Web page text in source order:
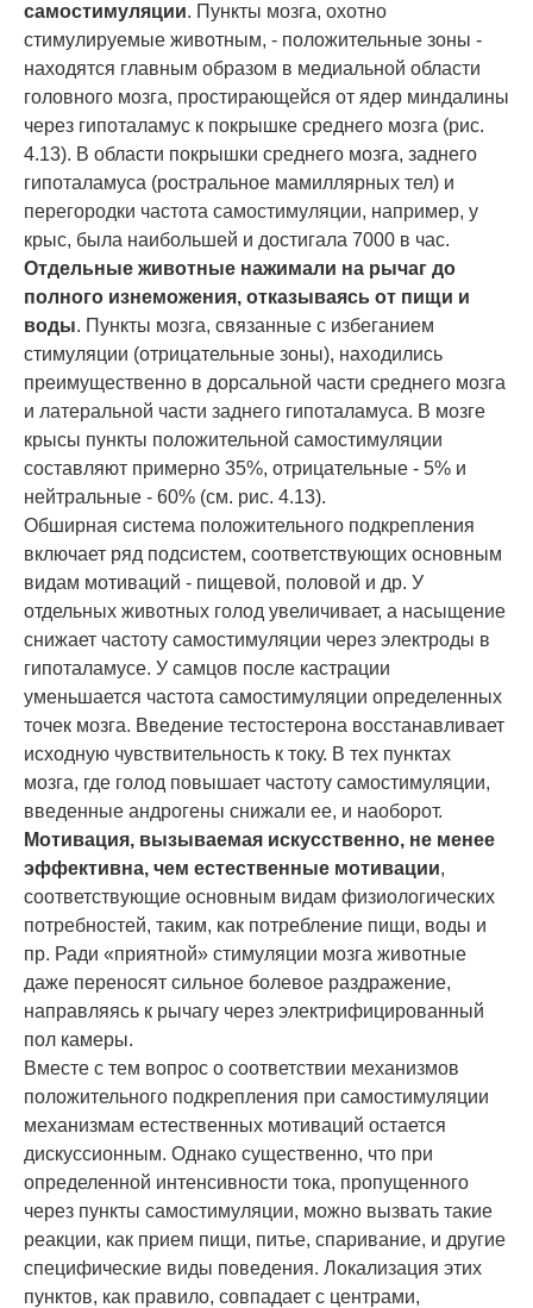
самостимуляции. Пункты мозга, охотно
стимулируемые животным, - положительные зоны -
находятся главным образом в медиальной области
головного мозга, простирающейся от ядер миндалины
через гипоталамус к покрышке среднего мозга (рис.
4.13). В области покрышки среднего мозга, заднего
гипоталамуса (ростральное мамиллярных тел) и
перегородки частота самостимуляции, например, у
крыс, была наибольшей и достигала 7000 в час.
Отдельные животные нажимали на рычаг до
полного изнеможения, отказываясь от пищи и
воды. Пункты мозга, связанные с избеганием
стимуляции (отрицательные зоны), находились
преимущественно в дорсальной части среднего мозга
и латеральной части заднего гипоталамуса. В мозге
крысы пункты положительной самостимуляции
составляют примерно 35%, отрицательные - 5% и
нейтральные - 60% (см. рис. 4.13).
Обширная система положительного подкрепления
включает ряд подсистем, соответствующих основным
видам мотиваций - пищевой, половой и др. У
отдельных животных голод увеличивает, а насыщение
снижает частоту самостимуляции через электроды в
гипоталамусе. У самцов после кастрации
уменьшается частота самостимуляции определенных
точек мозга. Введение тестостерона восстанавливает
исходную чувствительность к току. В тех пунктах
мозга, где голод повышает частоту самостимуляции,
введенные андрогены снижали ее, и наоборот.
Мотивация, вызываемая искусственно, не менее
эффективна, чем естественные мотивации,
соответствующие основным видам физиологических
потребностей, таким, как потребление пищи, воды и
пр. Ради «приятной» стимуляции мозга животные
даже переносят сильное болевое раздражение,
направляясь к рычагу через электрифицированный
пол камеры.
Вместе с тем вопрос о соответствии механизмов
положительного подкрепления при самостимуляции
механизмам естественных мотиваций остается
дискуссионным. Однако существенно, что при
определенной интенсивности тока, пропущенного
через пункты самостимуляции, можно вызвать такие
реакции, как прием пищи, питье, спаривание, и другие
специфические виды поведения. Локализация этих
пунктов, как правило, совпадает с центрами,